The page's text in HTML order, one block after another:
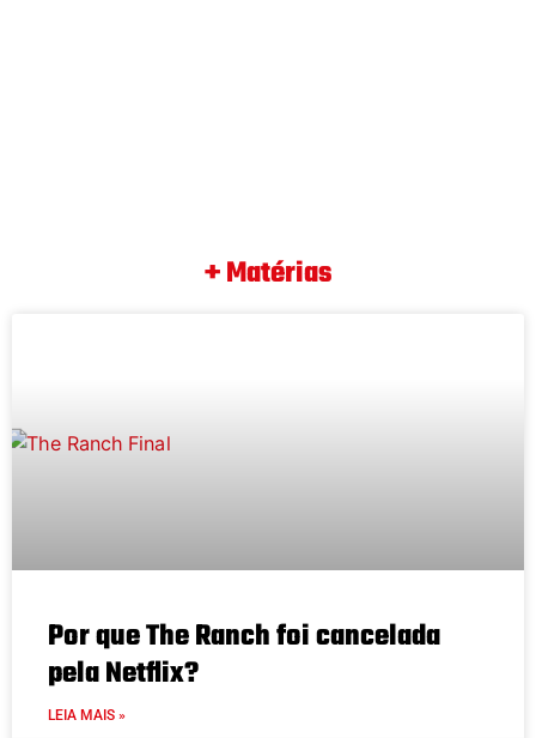
+ Matérias
Por que The Ranch foi cancelada
pela Netflix?
LEIA MAIS »